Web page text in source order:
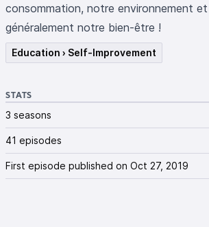
consommation, notre environnement et
généralement notre bien-être !
Education › Self-Improvement
STATS
3 seasons
41 episodes
First episode published on Oct 27, 2019